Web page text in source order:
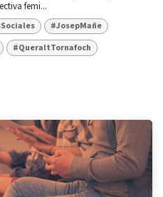
femi...
#JosepMañe
#QueraltTornafoch